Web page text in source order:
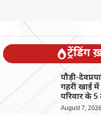
ट्रेंडिंग
पौड़ी-
गहरी खाई में
परिवार के 5
August 7, 2026